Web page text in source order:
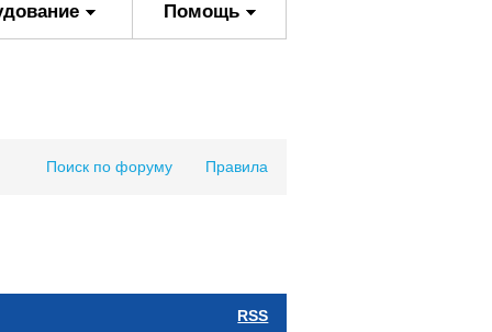
Помощь
Поиск по форуму Правила
RSS